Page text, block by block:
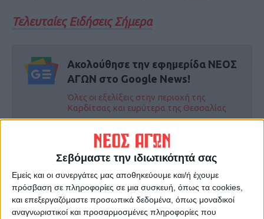
Σεβόμαστε την ιδιωτικότητά σας
Εμείς και οι συνεργάτες μας αποθηκεύουμε και/ή έχουμε
πρόσβαση σε πληροφορίες σε μια συσκευή, όπως τα cookies,
και επεξεργαζόμαστε προσωπικά δεδομένα, όπως μοναδικοί
αναγνωριστικοί και προσαρμοσμένες πληροφορίες που
Τελευταίες Ειδήσεις Σήμερα
Ακολούθησε την εφημερίδα ΝΕΟΣ
ΑΓΩΝ στο Google News!
Όλες οι εξελίξεις στην περιοχή της
Καρδίτσας και ευρύτερα της Θεσσαλίας
ΠΡΟΗΓΟΥΜΕΝΟ ΑΡΘΡΟ
Ευλογιά αιγοπροβάτων:
Ξεκίνησε η θανάτωση
κοπαδιού στο Ν. Καρδίτσας
μετά το πρώτο κρούσμα
Με σεβασμό στον Ατρόμητο
αλλά και μοναδικό στόχο τη
νίκη η Αναγέννηση